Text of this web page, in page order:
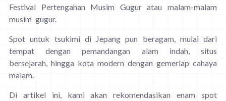
Festival Pertengahan Musim Gugur atau malam-malam
musim gugur.
Spot untuk tsukimi di Jepang pun beragam, mulai dari
tempat dengan pemandangan alam indah, situs
bersejarah, hingga kota modern dengan gemerlap cahaya
malam.
Di artikel ini, kami akan rekomendasikan enam spot